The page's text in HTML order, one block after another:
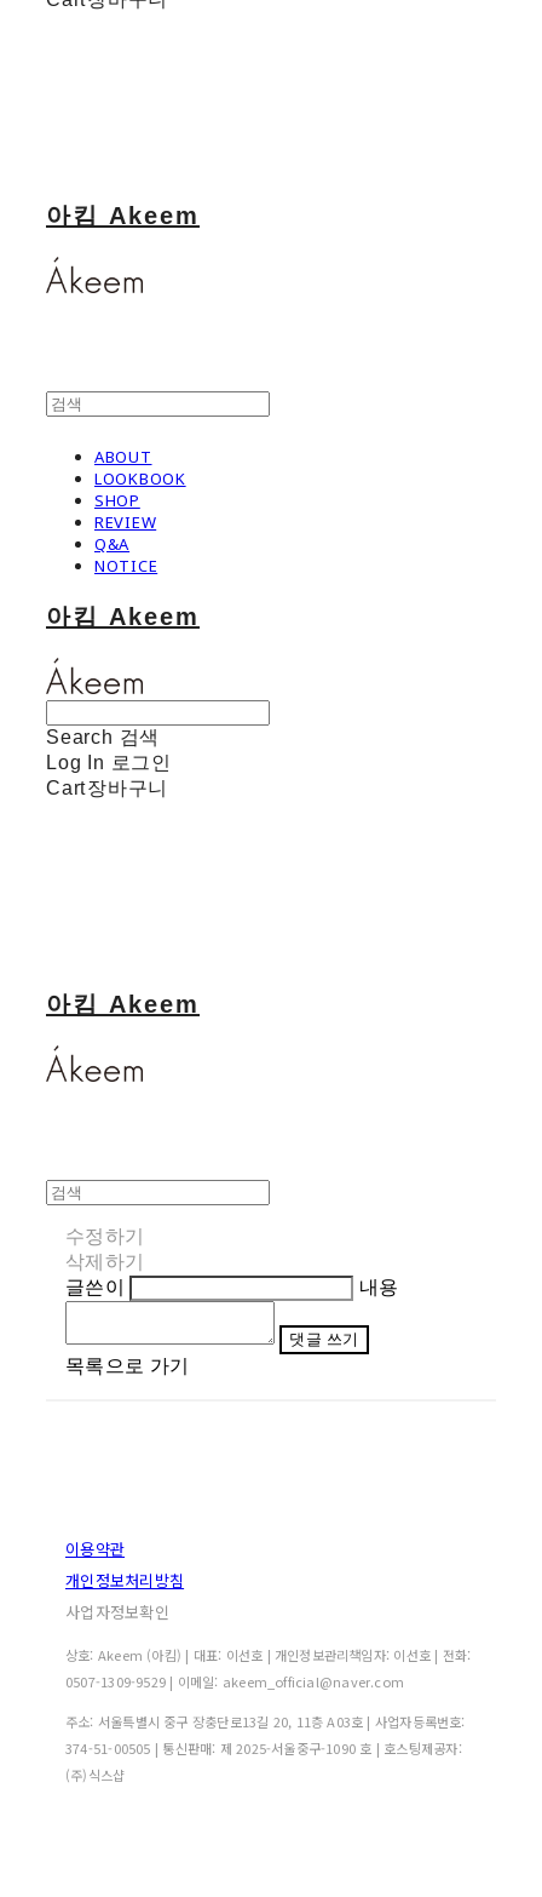
아킴 Akeem
ABOUT
LOOKBOOK
SHOP
REVIEW
Q&A
NOTICE
아킴 Akeem
Search 검색
Log In 로그인
Cart장바구니
아킴 Akeem
수정하기
삭제하기
글쓴이
내용
댓글 쓰기
목록으로 가기
이용약관
개인정보처리방침
사업자정보확인
상호: Akeem (아킴) | 대표: 이선호 | 개인정보관리책임자: 이선호 | 전화:
0507-1309-9529 | 이메일: akeem_official@naver.com
주소: 서울특별시 중구 장충단로13길 20, 11층 A03호 | 사업자등록번호:
374-51-00505 | 통신판매: 제 2025-서울중구-1090 호 | 호스팅제공자:
(주)식스샵